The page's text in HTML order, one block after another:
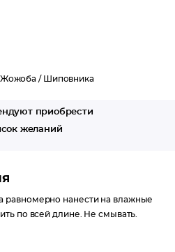
Жожоба / Шиповника
приобрести
желаний
равномерно нанести на влажные
по всей длине. Не смывать.